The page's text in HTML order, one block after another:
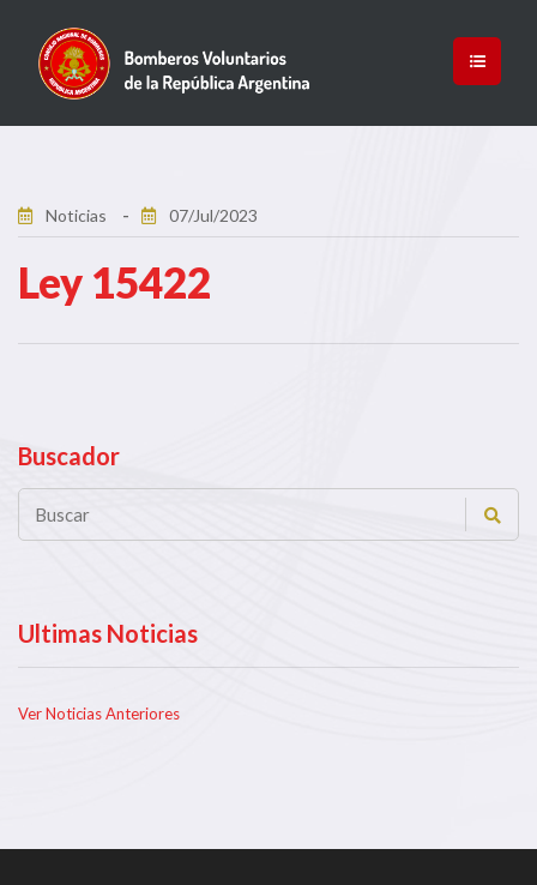
Noticias 07/Jul/2023
Ley 15422
Buscador
Ultimas Noticias
Ver Noticias Anteriores